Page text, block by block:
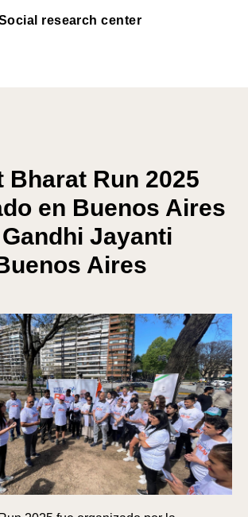
research center
research center
Bharat Run 2025
en Buenos Aires
Jayanti
Aires